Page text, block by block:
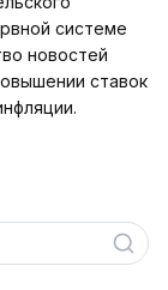
системе
новостей
ставок